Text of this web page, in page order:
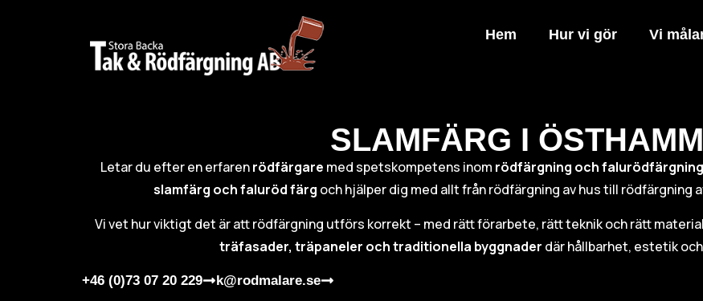
Hem Hur vi gör Vi
SLAMFÄRG I
Letar du efter en erfarenrödfärgare med spetskompetens inom rödfärgning och falurödfärgning
slamfärg och faluröd färg och hjälper dig med allt från rödfärgning av hus till rödfärgning
Vi vet hur viktigt det är att rödfärgning utförs korrekt – med rätt förarbete, rätt teknik och rätt
träfasader, träpaneler och traditionella byggnader där hållbarhet, estetik
+46 (0)73 07 20 229 k@rodmalare.se